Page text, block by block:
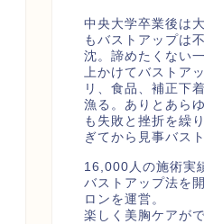
中央大学卒業後は
もバストアップは
沈。諦めたくない
上かけてバストア
リ、食品、補正下
漁る。ありとあら
も失敗と挫折を繰
ぎてから見事バス
16,000人の施術実
バストアップ法を
ロンを運営。
楽しく美胸ケアが